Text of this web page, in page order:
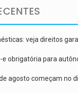
veja direitos
e obrigatória para
agosto começam no